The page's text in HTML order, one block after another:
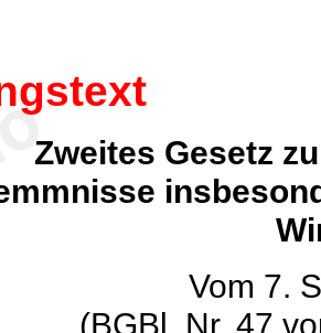
Zweites Gesetz
Vom 7.
(BGBl. Nr. 47